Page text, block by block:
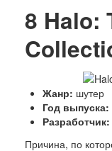
8 Halo:
Жанр: шутер
Год выпуска:
Разработчик:
Причина, по